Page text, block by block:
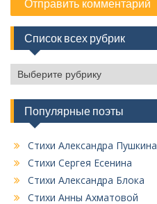
Список всех рубрик
п
и
к
в
е
Популярные поэты
Стихи Александра Пушкина
Стихи Сергея Есенина
Стихи Александра Блока
Стихи Анны Ахматовой